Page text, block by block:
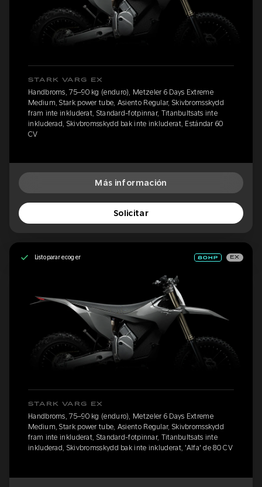
STARK VARG EX
Handbroms, 75–90 kg (enduro), Metzeler 6 Days Extreme
Medium, Stark power tube, Asiento Regular, Skivbromsskydd
fram inte inkluderat, Standard-fotpinnar, Titanbultsats inte
inkluderad, Skivbromsskydd bak inte inkluderat, Estándar 60
CV
Más información
Solicitar
Listo para recoger EX
STARK VARG EX
Handbroms, 75–90 kg (enduro), Metzeler 6 Days Extreme
Medium, Stark power tube, Asiento Regular, Skivbromsskydd
fram inte inkluderat, Standard-fotpinnar, Titanbultsats inte
inkluderad, Skivbromsskydd bak inte inkluderat, 'Alfa' de 80 CV